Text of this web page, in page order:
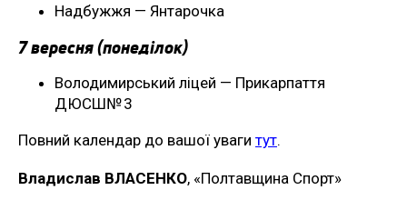
Надбужжя — Янтарочка
7 вересня (понеділок)
Володимирський ліцей — Прикарпаття
ДЮСШ№ 3
Повний календар до вашої уваги тут.
Владислав ВЛАСЕНКО, «Полтавщина Спорт»